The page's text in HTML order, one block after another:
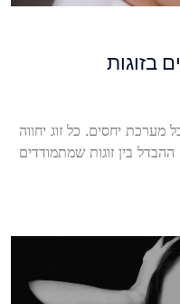
בזוגות
מערכת יחסים. כל זוג יחווה
בין זוגות שמתמודדים